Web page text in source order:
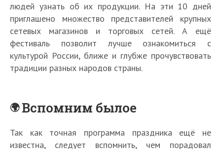
людей узнать об их продукции. На эти 10 дней
приглашено множество представителей крупных
сетевых магазинов и торговых сетей. А ещё
фестиваль позволит лучше ознакомиться с
культурой России, ближе и глубже прочувствовать
традиции разных народов страны.
Вспомним былое
Так как точная программа праздника ещё не
известна, следует вспомнить, чем порадовал